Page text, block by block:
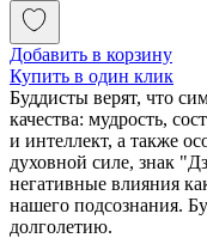
Добавить в корзину
Купить в один клик
Буддисты верят, что
качества: мудрость,
и интеллект, а также
духовной силе, знак
негативные влияния
нашего подсознания.
долголетию.